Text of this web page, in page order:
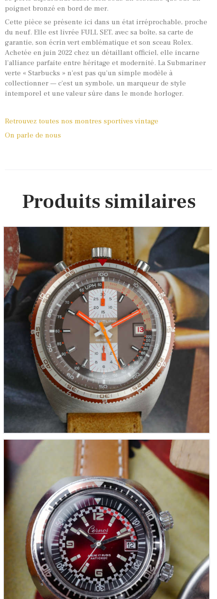
poignet bronzé en bord de mer.
Cette pièce se présente ici dans un état irréprochable, proche
du neuf. Elle est livrée FULL SET, avec sa boîte, sa carte de
garantie, son écrin vert emblématique et son sceau Rolex.
Achetée en juin 2022 chez un détaillant officiel, elle incarne
l’alliance parfaite entre héritage et modernité. La Submariner
verte « Starbucks » n’est pas qu’un simple modèle à
collectionner — c’est un symbole, un marqueur de style
intemporel et une valeur sûre dans le monde horloger.
Retrouvez toutes nos montres sportives vintage
On parle de nous
Produits similaires
BREITLING Genève Bullhead Chronographe – Réf.
7101 (Vintage 1970)
5,700 00€
CERNOS Plongeuse Oversize « Super Compressor »
(vintage 1970’s)
460 00€